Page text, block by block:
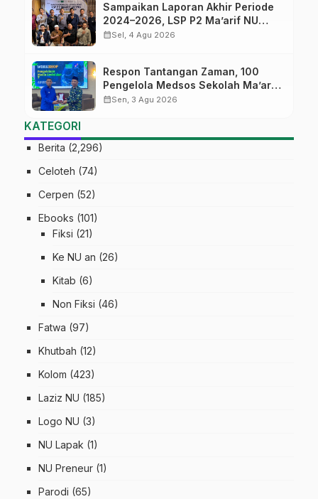
Sampaikan Laporan Akhir Periode
2024–2026, LSP P2 Ma’arif NU
Jateng Mantapkan Sinergi Link and
calendar_monthSel, 4 Agu 2026
Respon Tantangan Zaman, 100
Pengelola Medsos Sekolah Ma’arif
Pekalongan Ikuti Pelatihan Literasi
calendar_monthSen, 3 Agu 2026
KATEGORI
Berita (2,296)
Celoteh (74)
Cerpen (52)
Ebooks (101)
Fiksi (21)
Ke NU an (26)
Kitab (6)
Non Fiksi (46)
Fatwa (97)
Khutbah (12)
Kolom (423)
Laziz NU (185)
Logo NU (3)
NU Lapak (1)
NU Preneur (1)
Parodi (65)